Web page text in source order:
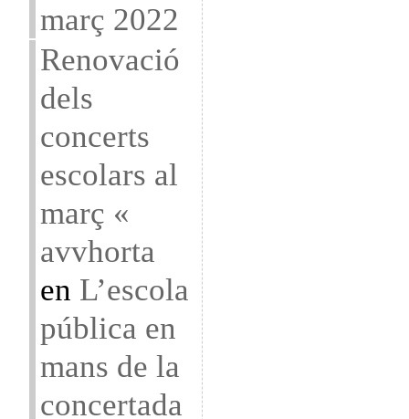
març 2022
Renovació
dels
concerts
escolars al
març «
avvhorta
en L’escola
pública en
mans de la
concertada